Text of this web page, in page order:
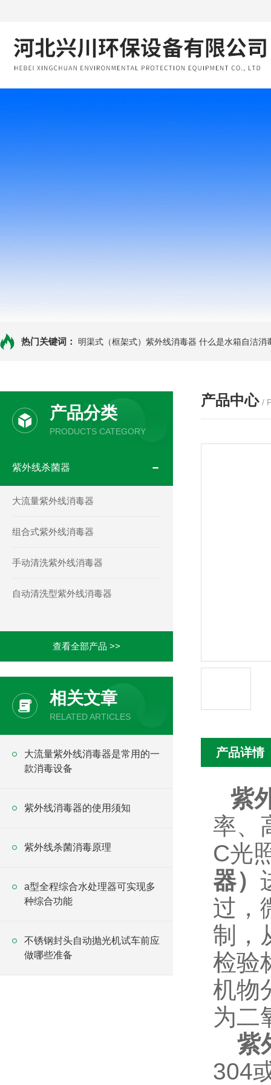
热门关键词： 明渠式（框架式）紫外线消毒器 什么是水箱自洁消
产品分类
PRODUCTS CATEGORY
紫外线杀菌器
大流量紫外线消毒器
组合式紫外线消毒器
手动清洗紫外线消毒器
自动清洗型紫外线消毒器
查看全部产品 >>
相关文章
RELATED ARTICLES
大流量紫外线消毒器是常用的一
款消毒设备
紫外线消毒器的使用须知
紫外线杀菌消毒原理
a型全程综合水处理器可实现多
种综合功能
不锈钢封头自动抛光机试车前应
做哪些准备
产品中心 /
产品详情
紫
率、
C光
器）
过，
制，
检验
机物
为二
紫
304